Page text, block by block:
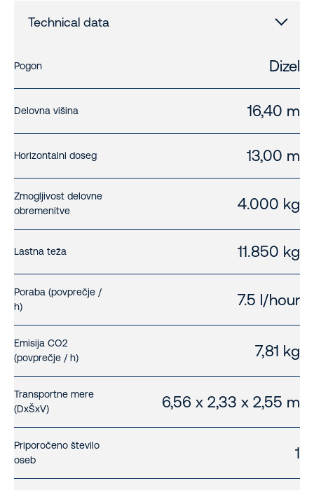
Technical data
Pogon Dizel
Delovna višina 16,40 m
Horizontalni doseg 13,00 m
Zmogljivost delovne
obremenitve
4.000 kg
Lastna teža 11.850 kg
Poraba (povprečje /
h)
7.5 l/hour
Emisija CO2
(povprečje / h)
7,81 kg
Transportne mere
(DxŠxV)
6,56 x 2,33 x 2,55 m
Priporočeno število
oseb
1